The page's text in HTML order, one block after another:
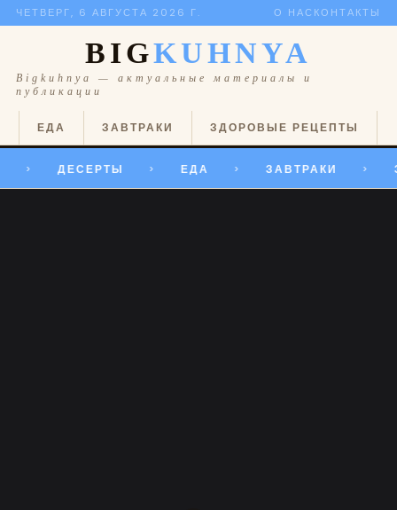
ЧЕТВЕРГ, 6 АВГУСТА 2026 Г. О НАС КОНТАКТЫ
BIGKUHNYA
Bigkuhnya — актуальные материалы и
публикации
ЕДА ЗАВТРАКИ ЗДОРОВЫЕ РЕЦЕПТЫ
> ДЕСЕРТЫ > ЕДА > ЗАВТРАКИ >